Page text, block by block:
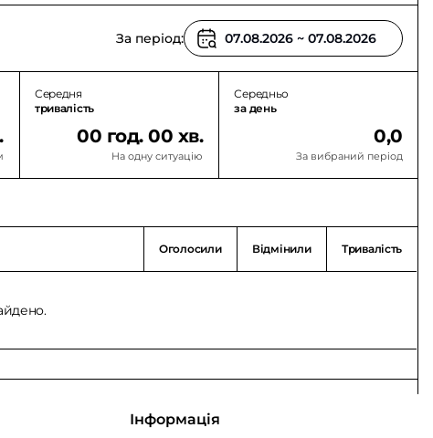
За період:
Середня
тривалість
00 год. 00 хв.
На одну ситуацію
Середньо
за день
0,0
За вибраний період
Оголосили Відмінили Тривалість
Інформація